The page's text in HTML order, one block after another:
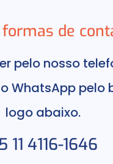
de
pelo nosso
WhatsApp pelo
logo abaixo.
11 4116-1646